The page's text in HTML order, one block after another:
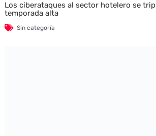
Los ciberataques al sector hotelero se
temporada alta
Sin categoría